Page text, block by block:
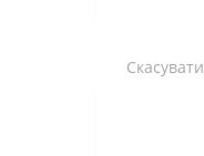
Скасувати